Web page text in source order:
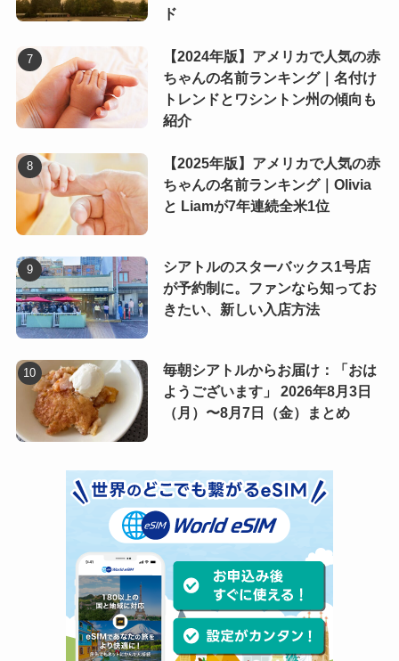
ド
【2024年版】アメリカで人気の赤
ちゃんの名前ランキング｜名付け
トレンドとワシントン州の傾向も
紹介
【2025年版】アメリカで人気の赤
ちゃんの名前ランキング｜Olivia
と Liamが7年連続全米1位
シアトルのスターバックス1号店
が予約制に。ファンなら知ってお
きたい、新しい入店方法
毎朝シアトルからお届け：「おは
ようございます」 2026年8月3日
（月）〜8月7日（金）まとめ